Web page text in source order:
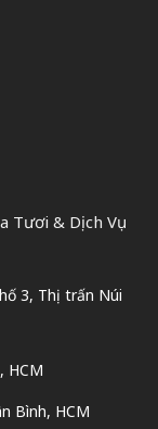
Tươi & Dịch Vụ
3, Thị trấn Núi
HCM
Bình, HCM